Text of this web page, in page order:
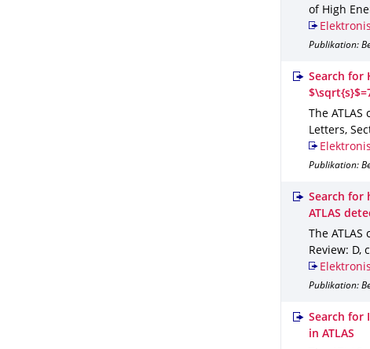
of High
Publikation:
Search for
The
Letters,
Publikation:
Search for
ATLAS
The
Review: D,
Publikation:
Search for
in ATLAS